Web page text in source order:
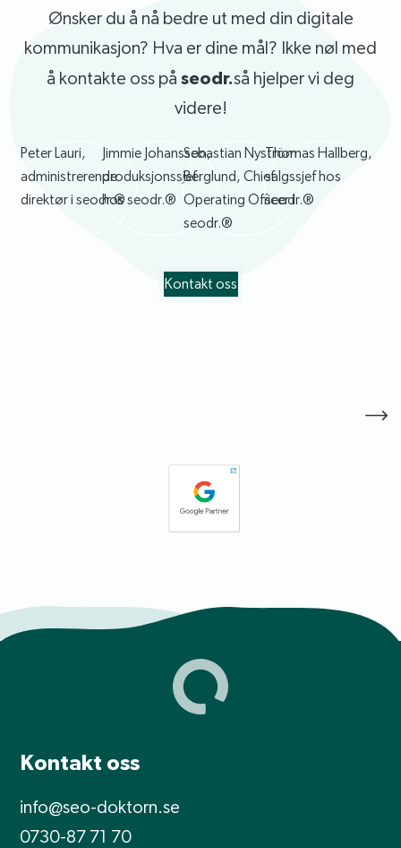
Ønsker du å nå bedre ut med din digitale
kommunikasjon? Hva er dine mål? Ikke nøl med
å kontakte oss på seodr.så hjelper vi deg
videre!
Kontakt oss
Kontakt oss
info@seo-doktorn.se
0730-87 71 70